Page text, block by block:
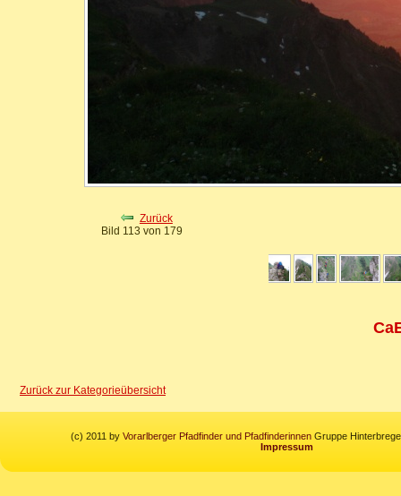
Zurück
Bild 113 von 179
Zurück zur Kategorieübersicht
(c) 2011 by Vorarlberger Pfadfinder und PfadfinderinnenGruppe
Impressum